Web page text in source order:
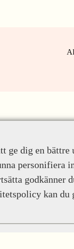
ge dig en bättre
personifiera
godkänner
kan du